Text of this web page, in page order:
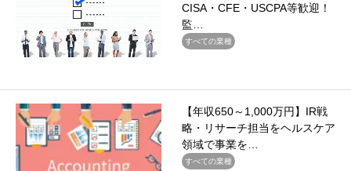
CISA・CFE・USCPA等歓迎！
監…
すべての業種
【年収650～1,000万円】IR戦
略・リサーチ担当をヘルスケア
領域で事業を…
すべての業種